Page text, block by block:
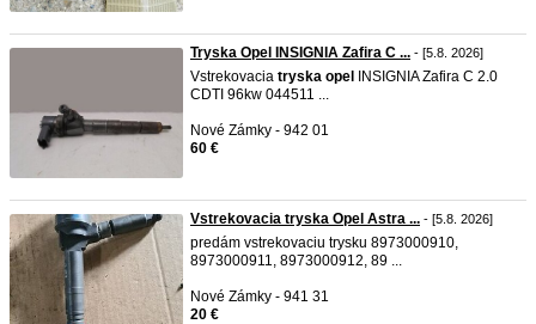
Tryska Opel INSIGNIA Zafira C ... - [5.8. 2026]
Vstrekovacia tryska opel
INSIGNIA Zafira C 2.0
CDTI 96kw 044511 ...
Nové Zámky - 942 01
60 €
Vstrekovacia tryska Opel Astra ... - [5.8. 2026]
predám vstrekovaciu trysku 8973000910,
8973000911, 8973000912, 89 ...
Nové Zámky - 941 31
20 €